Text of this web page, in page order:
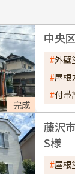
完成
中央
外壁
屋根
付帯
藤沢
S様
屋根